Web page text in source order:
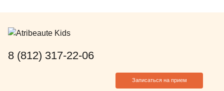
8 (812) 317-22-06
Записаться на прием